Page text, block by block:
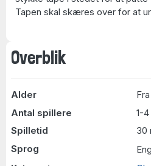
Overblik
Alder
Antal spillere
1-
Spilletid
30
Sprog
Tapen skal skæres over for at